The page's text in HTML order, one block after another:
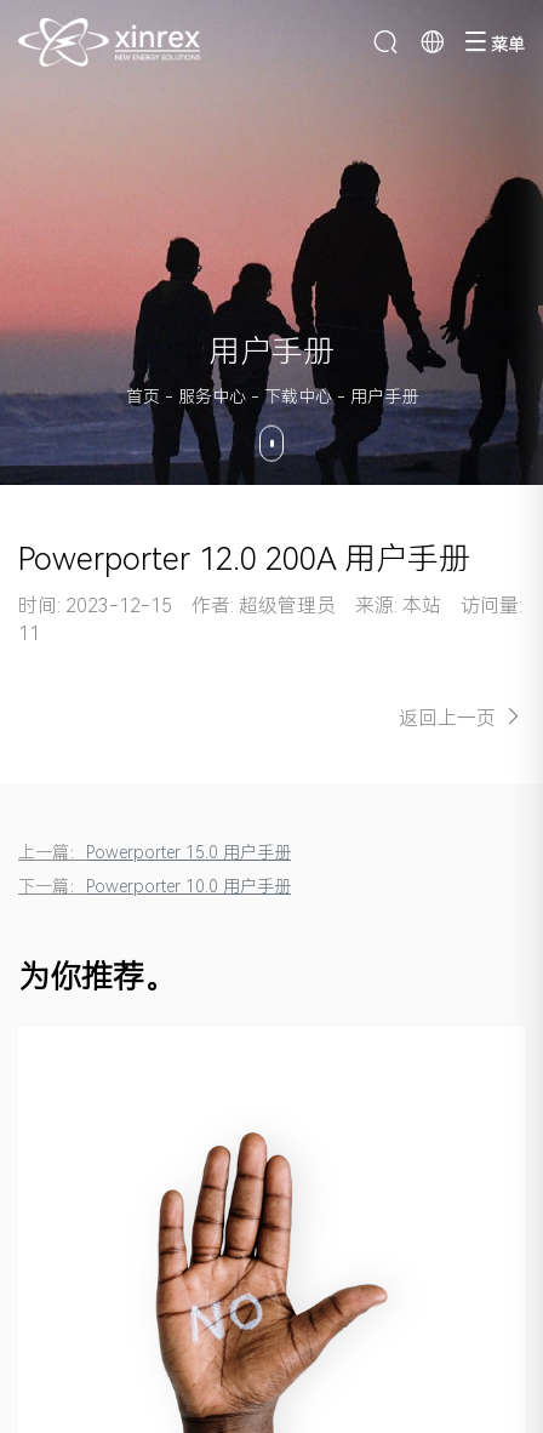
菜单
用户手册
首页 - 服务中心- 下载中心- 用户手册
Powerporter 12.0 200A 用户手册
时间: 2023-12-15 作者: 超级管理员 来源: 本站 访问量:
11
返回上一页
上一篇：
Powerporter 15.0 用户手册
下一篇：
Powerporter 10.0 用户手册
为你推荐。